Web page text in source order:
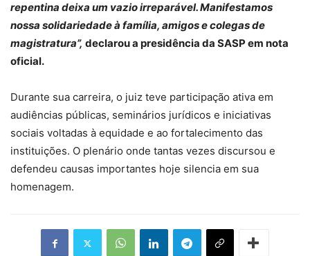
repentina deixa um vazio irreparável. Manifestamos
nossa solidariedade à família, amigos e colegas de
magistratura”, declarou a presidência da SASP em nota
oficial.
Durante sua carreira, o juiz teve participação ativa em
audiências públicas, seminários jurídicos e iniciativas
sociais voltadas à equidade e ao fortalecimento das
instituições. O plenário onde tantas vezes discursou e
defendeu causas importantes hoje silencia em sua
homenagem.